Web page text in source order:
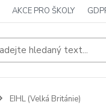
AKCE PRO ŠKOLY
EIHL (Velká Británie)